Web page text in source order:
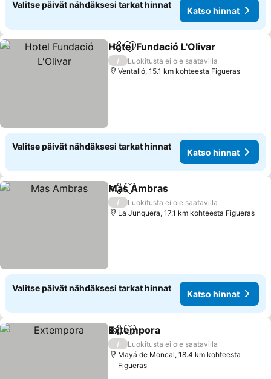
Valitse päivät nähdäksesi tarkat hinnat
Katso hinnat
Jaa Lisää suosikkeihin
Hotel Fundació L'Olivar
/
Luokitusta ei ole saatavilla
Ventalló, 15.1 km kohteesta Figueras
Valitse päivät nähdäksesi tarkat hinnat
Katso hinnat
Jaa Lisää suosikkeihin
Mas Ambras
/
Luokitusta ei ole saatavilla
La Junquera, 17.1 km kohteesta Figueras
Valitse päivät nähdäksesi tarkat hinnat
Katso hinnat
Jaa Lisää suosikkeihin
Extempora
/
Luokitusta ei ole saatavilla
Mayá de Moncal, 18.4 km kohteesta
Figueras